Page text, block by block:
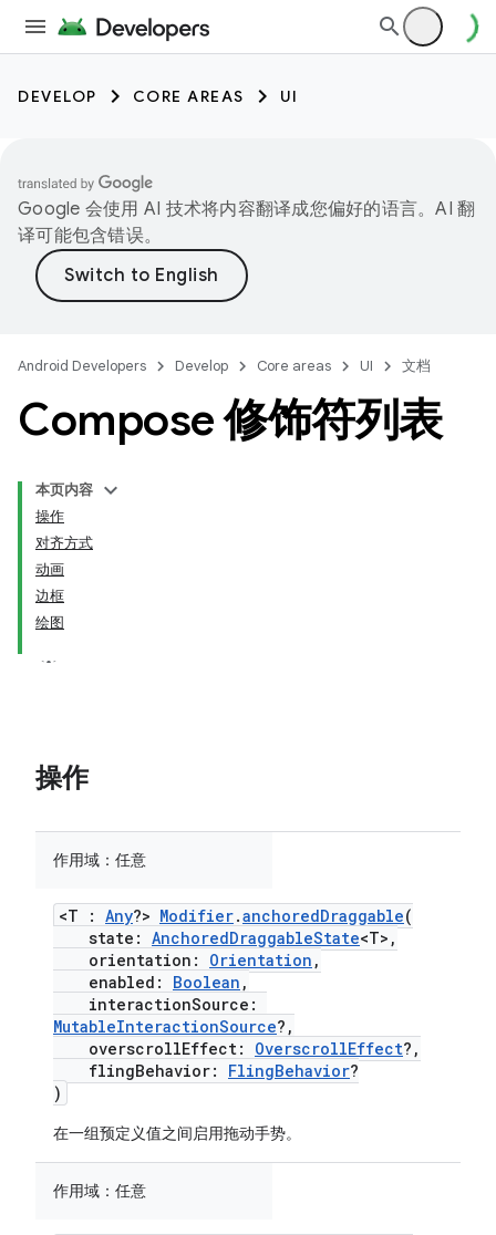
DEVELOP CORE AREAS UI
Google 会使用 AI 技术将内容翻译成您偏好的语言。AI 翻
译可能包含错误。
Android Developers Develop Core areas UI 文档
Compose 修饰符列表
本页内容
操作
对齐方式
动画
边框
绘图
操作
作用域： 任意
<T : Any?> Modifier.anchoredDraggable(
state: AnchoredDraggableState<T>,
orientation: Orientation ,
enabled: Boolean ,
interactionSource:
MutableInteractionSource?,
overscrollEffect: OverscrollEffect?,
flingBehavior: FlingBehavior?
)
在一组预定义值之间启用拖动手势。
作用域： 任意